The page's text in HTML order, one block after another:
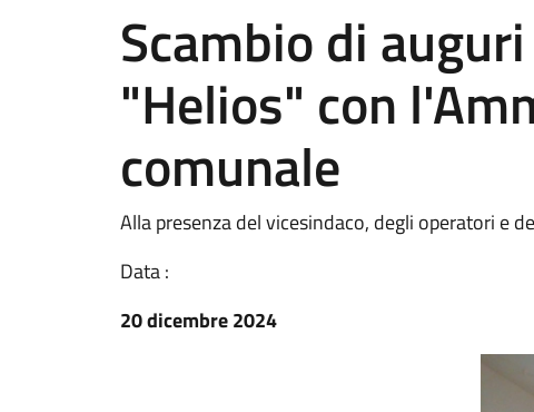
Scambio di
"Helios" con
comunale
Alla presenza del vicesindaco, degli operatori e
Data :
20 dicembre 2024